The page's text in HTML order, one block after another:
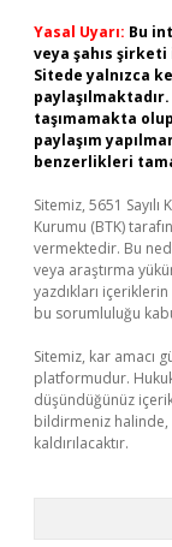
Yasal Uyarı: Bu
veya şahıs
Sitede yalnızca
taşımamakta
paylaşım
benzerlikleri
Sitemiz, 5651
Kurumu (BTK)
vermektedir. Bu
veya araştırma
yazdıkları
bu sorumluluğu
Sitemiz, kar amacı
platformudur.
düşündüğünüz
bildirmeniz
kaldırılacaktır.